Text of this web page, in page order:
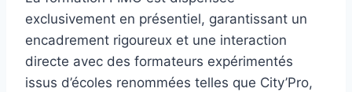
exclusivement en présentiel, garantissant un
encadrement rigoureux et une interaction
directe avec des formateurs expérimentés
issus d’écoles renommées telles que City’Pro,